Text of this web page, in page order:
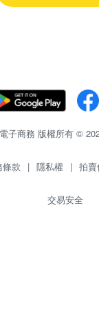
子商務 版權所有 ©
條款 | 隱私權 | 拍
交易安全